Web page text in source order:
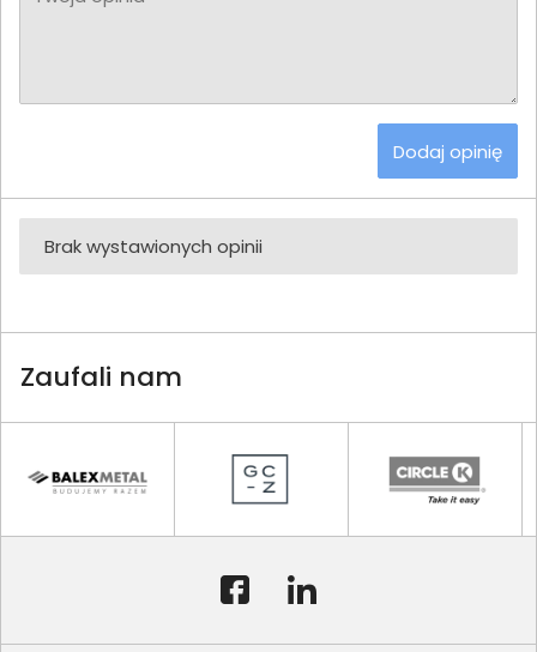
Dodaj opinię
Brak wystawionych opinii
Zaufali nam